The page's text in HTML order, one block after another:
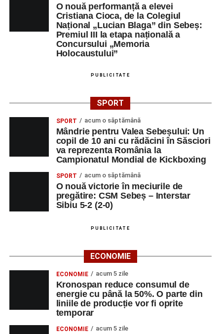
O nouă performanță a elevei
Cristiana Cioca, de la Colegiul
Național „Lucian Blaga” din Sebeș:
Premiul III la etapa națională a
Concursului „Memoria
Holocaustului”
PUBLICITATE
SPORT
SPORT acum o săptămână
Mândrie pentru Valea Sebeșului: Un
copil de 10 ani cu rădăcini în Săsciori
va reprezenta România la
Campionatul Mondial de Kickboxing
SPORT acum o săptămână
O nouă victorie în meciurile de
pregătire: CSM Sebeș – Interstar
Sibiu 5-2 (2-0)
PUBLICITATE
ECONOMIE
ECONOMIE acum 5 zile
Kronospan reduce consumul de
energie cu până la 50%. O parte din
liniile de producție vor fi oprite
temporar
ECONOMIE acum 5 zile